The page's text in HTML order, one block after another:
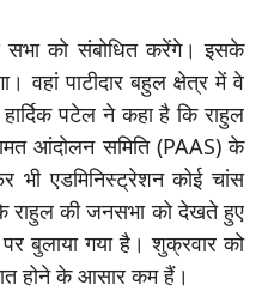
को संबोधित करेंगे। इसके
वहां पाटीदार बहुल क्षेत्र में वे
पटेल ने कहा है कि राहुल
आंदोलन समिति (PAAS) के
भी एडमिनिस्ट्रेशन कोई चांस
राहुल की जनसभा को देखते हुए
बुलाया गया है। शुक्रवार को
होने के आसार कम हैं।